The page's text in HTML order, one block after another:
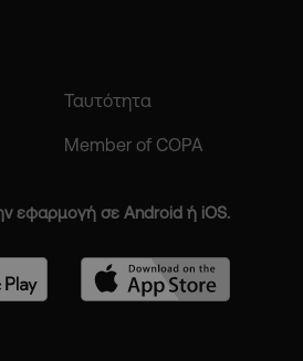
Ταυτότητα
Member of COPA
εφαρμογή σε Android ή iOS.